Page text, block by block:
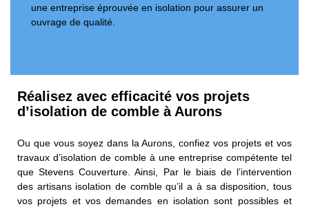
une entreprise éprouvée en isolation pour assurer un
ouvrage de qualité.
Réalisez avec efficacité vos projets
d’isolation de comble à Aurons
Ou que vous soyez dans la Aurons, confiez vos projets et vos
travaux d’isolation de comble à une entreprise compétente tel
que Stevens Couverture. Ainsi, Par le biais de l’intervention
des artisans isolation de comble qu’il a à sa disposition, tous
vos projets et vos demandes en isolation sont possibles et